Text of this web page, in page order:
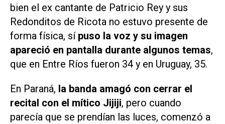
bien el ex cantante de Patricio Rey y sus
Redonditos de Ricota no estuvo presente de
forma física, sí puso la voz y su imagen
apareció en pantalla durante algunos temas,
que en Entre Ríos fueron 34 y en Uruguay, 35.
En Paraná, la banda amagó con cerrar el
recital con el mítico Jijiji, pero cuando
parecía que se prendían las luces, comenzó a